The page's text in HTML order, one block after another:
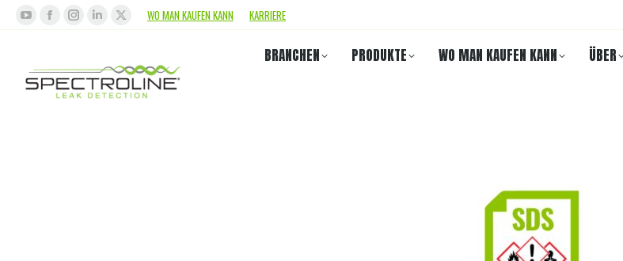
WO MAN KAUFEN KANN KARRIERE
BRANCHEN PRODUKTE WO MAN KAUFEN KANN ÜBER